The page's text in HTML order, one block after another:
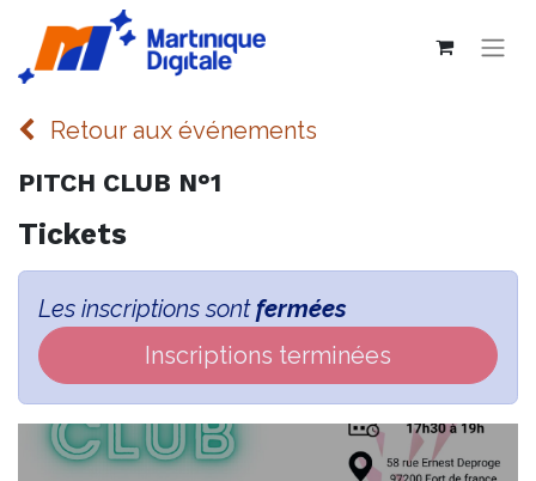
Retour aux événements
PITCH CLUB N°1
Tickets
Les inscriptions sontfermées
Inscriptions terminées